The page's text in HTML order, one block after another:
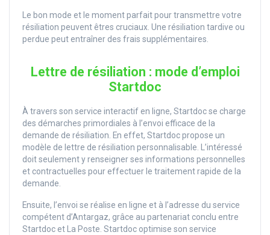
Le bon mode et le moment parfait pour transmettre votre
résiliation peuvent êtres cruciaux. Une résiliation tardive ou
perdue peut entraîner des frais supplémentaires.
Lettre de résiliation : mode d’emploi
Startdoc
À travers son service interactif en ligne, Startdoc se charge
des démarches primordiales à l’envoi efficace de la
demande de résiliation. En effet, Startdoc propose un
modèle de lettre de résiliation personnalisable. L’intéressé
doit seulement y renseigner ses informations personnelles
et contractuelles pour effectuer le traitement rapide de la
demande.
Ensuite, l’envoi se réalise en ligne et à l’adresse du service
compétent d’Antargaz, grâce au partenariat conclu entre
Startdoc et La Poste. Startdoc optimise son service